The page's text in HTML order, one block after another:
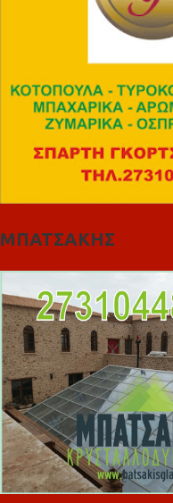
ΜΠΑΤΣΑΚΗΣ